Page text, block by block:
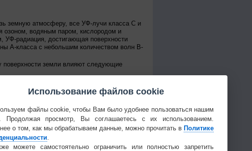
земную атмосферу, все УФ-лучи класса C и
озоном, водяным паром, кислородом и
УФ-радиация, достигающая поверхности
А-класса с небольшим количеством волн В-
поверхности земли влияют следующие
над горизонтом, тем сильнее уровень УФ-
излучения колеблется от дня к ночи и от
достигаются около полудня в летние
примерно между 11 и 15 часами дня по
тем выше уровень УФ-радиации
радиации выше при безоблачном небе, но
может быть сильным, благодаря
Использование файлов cookie
файлы cookie, чтобы Вам было удобнее пользоваться нашим
Продолжая просмотр, Вы соглашаетесь с их использованием.
о том, как мы обрабатываем данные, можно прочитать в Политике
.
можете самостоятельно ограничить или полностью запретить